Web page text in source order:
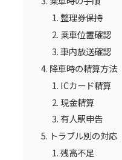
整理券保持
乗車位置確認
車内放送確認
降車時の精算方法
ICカード精算
現金精算
有人駅申告
トラブル別の対応
残高不足